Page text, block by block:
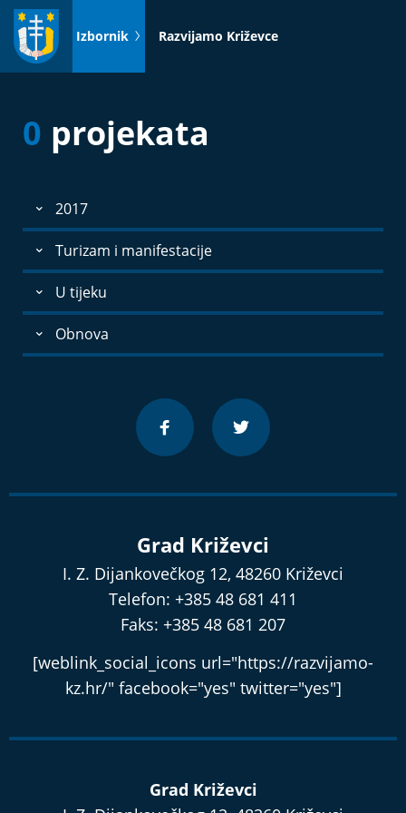
Idi
sadržaj
Izbornik Razvijamo Križevce
0 projekata
2017
Turizam i manifestacije
U tijeku
Obnova
Grad Križevci
I. Z. Dijankovečkog 12, 48260 Križevci
Telefon: +385 48 681 411
Faks: +385 48 681 207
[weblink_social_icons url="https://razvijamo-
kz.hr/" facebook="yes" twitter="yes"]
Grad Križevci